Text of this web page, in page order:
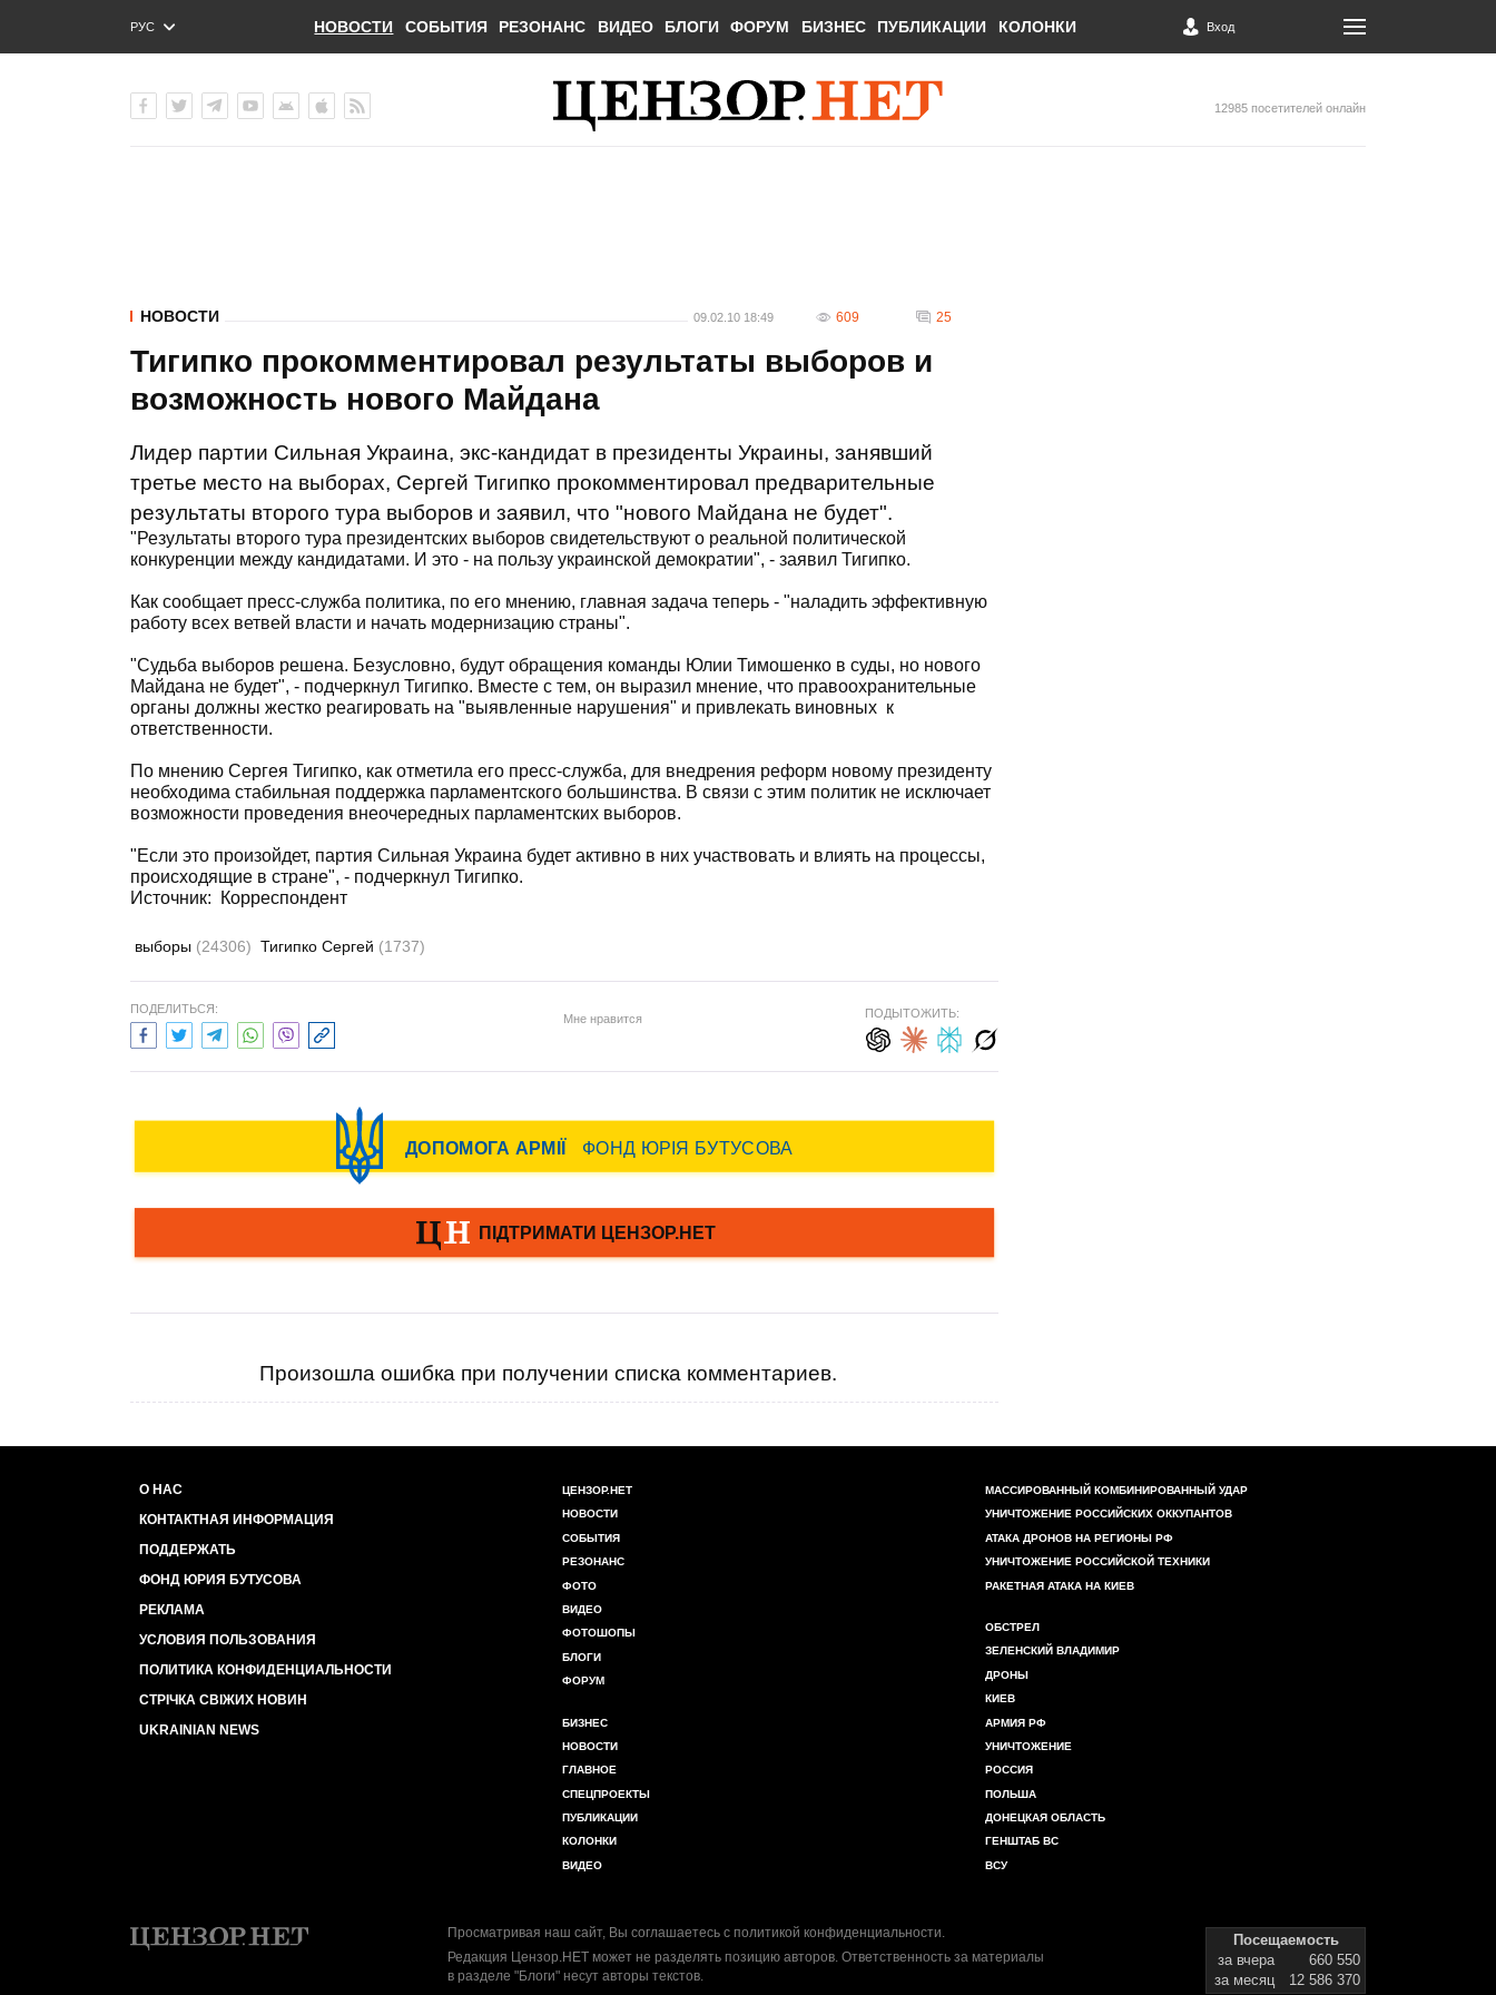
РУС
ENG
НОВОСТИ СОБЫТИЯ РЕЗОНАНС ВИДЕО БЛОГИ ФОРУМ БИЗНЕС ПУБЛИКАЦИИ КОЛОНКИ Вход
12985 посетителей онлайн
НОВОСТИ 09.02.10 18:49 609 25
Тигипко прокомментировал результаты выборов и
возможность нового Майдана
Лидер партии Сильная Украина, экс-кандидат в президенты Украины, занявший
третье место на выборах, Сергей Тигипко прокомментировал предварительные
результаты второго тура выборов и заявил, что "нового Майдана не будет".
"Результаты второго тура президентских выборов свидетельствуют о реальной политической
конкуренции между кандидатами. И это - на пользу украинской демократии", - заявил Тигипко.
Как сообщает пресс-служба политика, по его мнению, главная задача теперь - "наладить эффективную
работу всех ветвей власти и начать модернизацию страны".
"Судьба выборов решена. Безусловно, будут обращения команды Юлии Тимошенко в суды, но нового
Майдана не будет", - подчеркнул Тигипко. Вместе с тем, он выразил мнение, что правоохранительные
органы должны жестко реагировать на "выявленные нарушения" и привлекать виновных к
ответственности.
По мнению Сергея Тигипко, как отметила его пресс-служба, для внедрения реформ новому президенту
необходима стабильная поддержка парламентского большинства. В связи с этим политик не исключает
возможности проведения внеочередных парламентских выборов.
"Если это произойдет, партия Сильная Украина будет активно в них участвовать и влиять на процессы,
происходящие в стране", - подчеркнул Тигипко.
Источник:
Корреспондент
выборы (24306) Тигипко Сергей (1737)
ПОДЕЛИТЬСЯ:
Мне нравится ПОДЫТОЖИТЬ:
Произошла ошибка при получении списка комментариев.
О НАС
КОНТАКТНАЯ ИНФОРМАЦИЯ
ПОДДЕРЖАТЬ
ФОНД ЮРИЯ БУТУСОВА
РЕКЛАМА
УСЛОВИЯ ПОЛЬЗОВАНИЯ
ПОЛИТИКА КОНФИДЕНЦИАЛЬНОСТИ
СТРІЧКА СВІЖИХ НОВИН
UKRAINIAN NEWS
ЦЕНЗОР.НЕТ
НОВОСТИ
СОБЫТИЯ
РЕЗОНАНС
ФОТО
ВИДЕО
ФОТОШОПЫ
БЛОГИ
ФОРУМ
БИЗНЕС
НОВОСТИ
ГЛАВНОЕ
СПЕЦПРОЕКТЫ
ПУБЛИКАЦИИ
КОЛОНКИ
ВИДЕО
МАССИРОВАННЫЙ КОМБИНИРОВАННЫЙ УДАР
УНИЧТОЖЕНИЕ РОССИЙСКИХ ОККУПАНТОВ
АТАКА ДРОНОВ НА РЕГИОНЫ РФ
УНИЧТОЖЕНИЕ РОССИЙСКОЙ ТЕХНИКИ
РАКЕТНАЯ АТАКА НА КИЕВ
ОБСТРЕЛ
ЗЕЛЕНСКИЙ ВЛАДИМИР
ДРОНЫ
КИЕВ
АРМИЯ РФ
УНИЧТОЖЕНИЕ
РОССИЯ
ПОЛЬША
ДОНЕЦКАЯ ОБЛАСТЬ
ГЕНШТАБ ВС
ВСУ
Просматривая наш сайт, Вы соглашаетесь с политикой конфиденциальности.
Редакция Цензор.НЕТ может не разделять позицию авторов. Ответственность за материалы
в разделе "Блоги" несут авторы текстов.
Посещаемость
за вчера
660 550
за месяц
12 586 370